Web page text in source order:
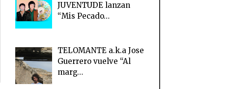
JUVENTUDE lanzan
“Mis Pecado…
TELOMANTE a.k.a Jose
Guerrero vuelve “Al
marg…